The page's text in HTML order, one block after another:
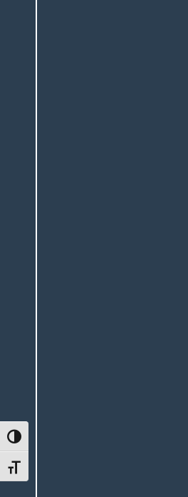
ATTIVA/DISATTIVA ALTO CONTRASTO
ATTIVA/DISATTIVA DIMENSIONE TESTO